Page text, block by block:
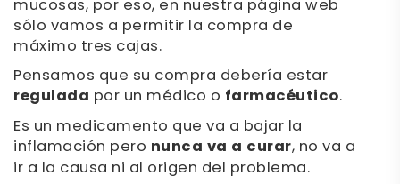
mucosas, por eso, en nuestra página web
sólo vamos a permitir la compra de
máximo tres cajas.
Pensamos que su compra debería estar
regulada por un médico o farmacéutico.
Es un medicamento que va a bajar la
inflamación pero nunca va a curar, no va a
ir a la causa ni al origen del problema.